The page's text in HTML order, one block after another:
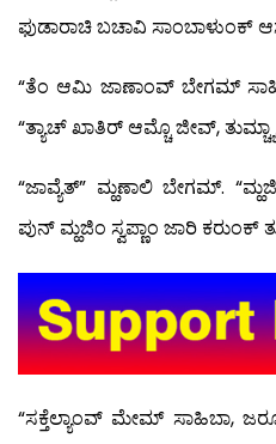
ಫುಡಾರಾಚಿ ಬಚಾವಿ ಸಾಂಬಾಳುಂಕ್
“ತೆಂ ಆಮಿ ಜಾಣಾಂವ್ ಬೇಗಮ್
“ತ್ಯಾಚ್ ಖಾತಿರ್ ಆಮ್ಚೊ ಜೀವ್,
“ಜಾವ್ಯೆತ್” ಮ್ಹಣಾಲಿ ಬೇಗಮ್.
ಪುನ್ ಮ್ಹಜಿಂ ಸ್ವಪ್ಣಾಂ ಜಾರಿ ಕರುಂಕ್
“ಸಕ್ತೆಲ್ಯಾಂವ್ ಮೇಮ್ ಸಾಹಿಬಾ,